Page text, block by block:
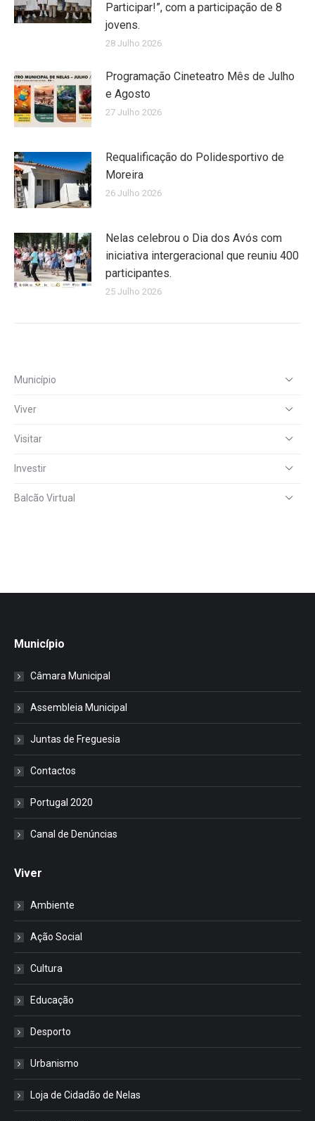
Participar!”, com a participação de 8
jovens.
28 Julho 2026
Programação Cineteatro Mês de Julho
e Agosto
27 Julho 2026
Requalificação do Polidesportivo de
Moreira
26 Julho 2026
Nelas celebrou o Dia dos Avós com
iniciativa intergeracional que reuniu 400
participantes.
25 Julho 2026
Município
Viver
Visitar
Investir
Balcão Virtual
Município
Câmara Municipal
Assembleia Municipal
Juntas de Freguesia
Contactos
Portugal 2020
Canal de Denúncias
Viver
Ambiente
Ação Social
Cultura
Educação
Desporto
Urbanismo
Loja de Cidadão de Nelas